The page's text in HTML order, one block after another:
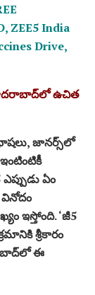
ZEE5 India
Drive,
హైదరాబాద్‌లో ఉచిత
జానర్స్‌లో
ఏం
వినోదం
ఇస్తోంది. ‘జీ5
శ్రీకారం
ఈ